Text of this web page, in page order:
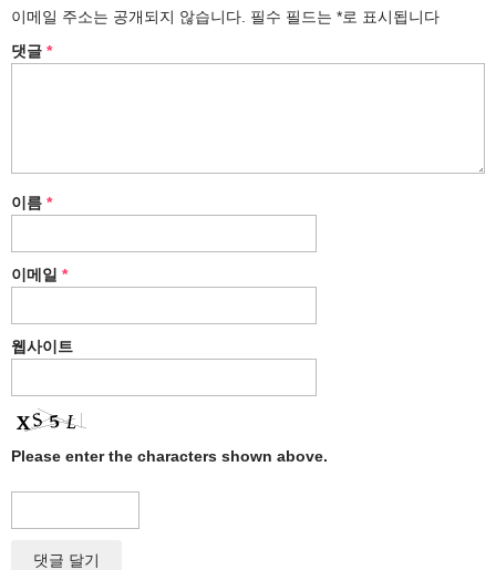
이메일 주소는 공개되지 않습니다. 필수 필드는 *로 표시됩니다
댓글 *
이름 *
이메일 *
웹사이트
Please enter the characters shown above.